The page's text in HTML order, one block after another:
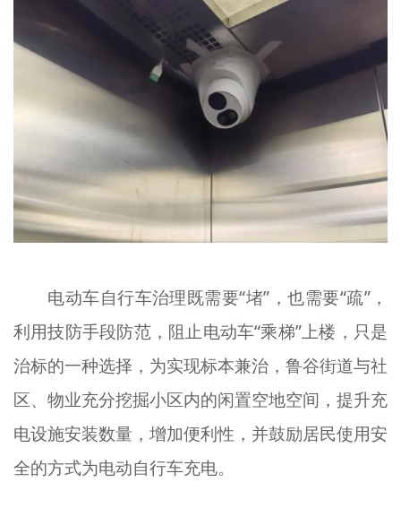
电动车自行车治理既需要“堵”，也需要“疏”，
利用技防手段防范，阻止电动车“乘梯”上楼，只是
治标的一种选择，为实现标本兼治，鲁谷街道与社
区、物业充分挖掘小区内的闲置空地空间，提升充
电设施安装数量，增加便利性，并鼓励居民使用安
全的方式为电动自行车充电。